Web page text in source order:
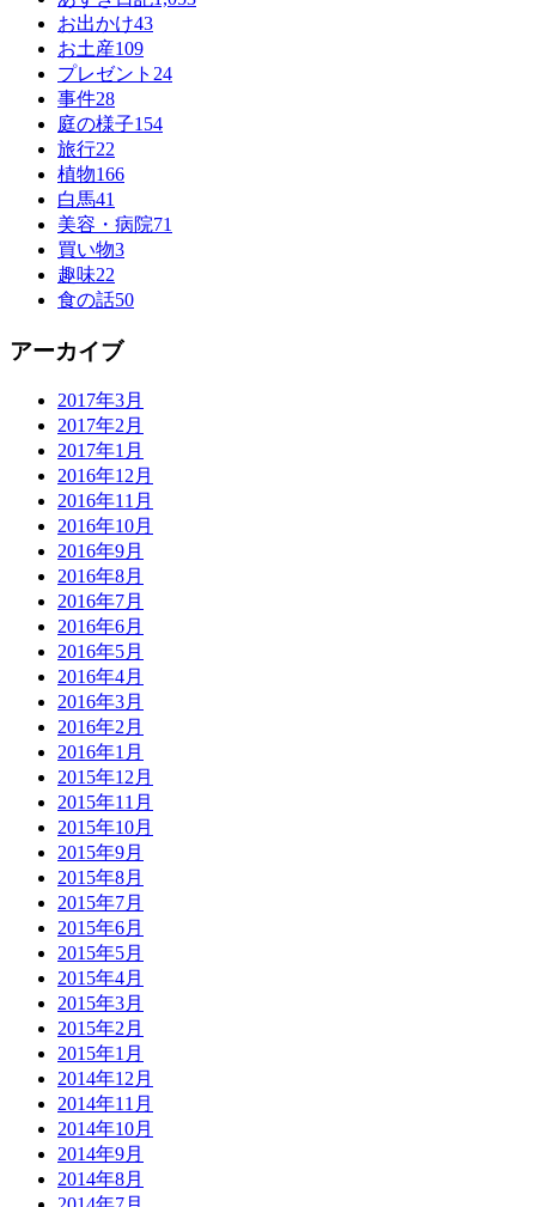
お出かけ43
お土産109
プレゼント 24
事件28
庭の様子154
旅行22
植物166
白馬41
美容・病院71
買い物3
趣味22
食の話50
アーカイブ
2017年3月
2017年2月
2017年1月
2016年12月
2016年11月
2016年10月
2016年9月
2016年8月
2016年7月
2016年6月
2016年5月
2016年4月
2016年3月
2016年2月
2016年1月
2015年12月
2015年11月
2015年10月
2015年9月
2015年8月
2015年7月
2015年6月
2015年5月
2015年4月
2015年3月
2015年2月
2015年1月
2014年12月
2014年11月
2014年10月
2014年9月
2014年8月